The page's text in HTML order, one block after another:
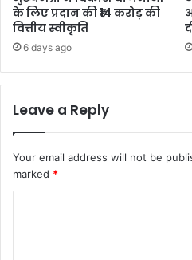
के लिए प्रदान की ₹14 करोड़ की
वित्तीय स्वीकृति
6 days ago
Leave a Reply
Your email address will not be
marked *